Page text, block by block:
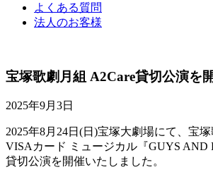
よくある質問
法人のお客様
宝塚歌劇月組 A2Care貸切公演を
2025年9月3日
2025年8月24日(日)宝塚大劇場にて、宝
VISAカード ミュージカル『GUYS AND
貸切公演を開催いたしました。